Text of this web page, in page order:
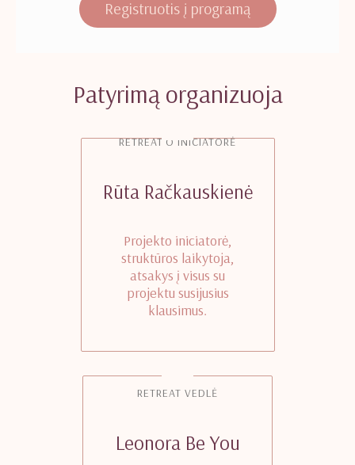
Registruotis į programą
Patyrimą organizuoja
RETREAT'O INICIATORĖ
Rūta Račkauskienė
Projekto iniciatorė,
struktūros laikytoja,
atsakys į visus su
projektu susijusius
klausimus.
RETREAT VEDLĖ
Leonora Be You